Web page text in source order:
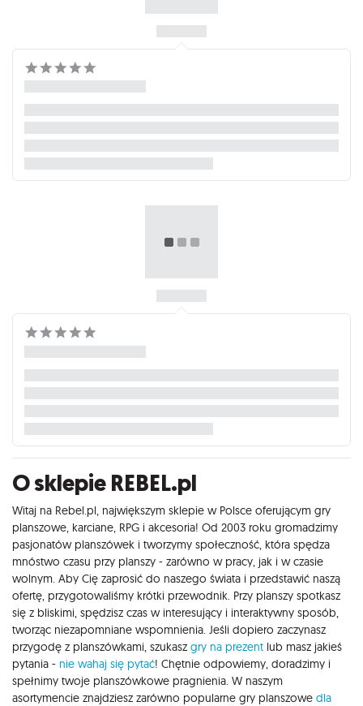
O sklepie REBEL.pl
Witaj na Rebel.pl, największym sklepie w Polsce oferującym gry
planszowe, karciane, RPG i akcesoria! Od 2003 roku gromadzimy
pasjonatów planszówek i tworzymy społeczność, która spędza
mnóstwo czasu przy planszy - zarówno w pracy, jak i w czasie
wolnym. Aby Cię zaprosić do naszego świata i przedstawić naszą
ofertę, przygotowaliśmy krótki przewodnik. Przy planszy spotkasz
się z bliskimi, spędzisz czas w interesujący i interaktywny sposób,
tworząc niezapomniane wspomnienia. Jeśli dopiero zaczynasz
przygodę z planszówkami, szukasz gry na prezent lub masz jakieś
pytania - nie wahaj się pytać! Chętnie odpowiemy, doradzimy i
spełnimy twoje planszówkowe pragnienia. W naszym
asortymencie znajdziesz zarówno popularne gry planszowe dla